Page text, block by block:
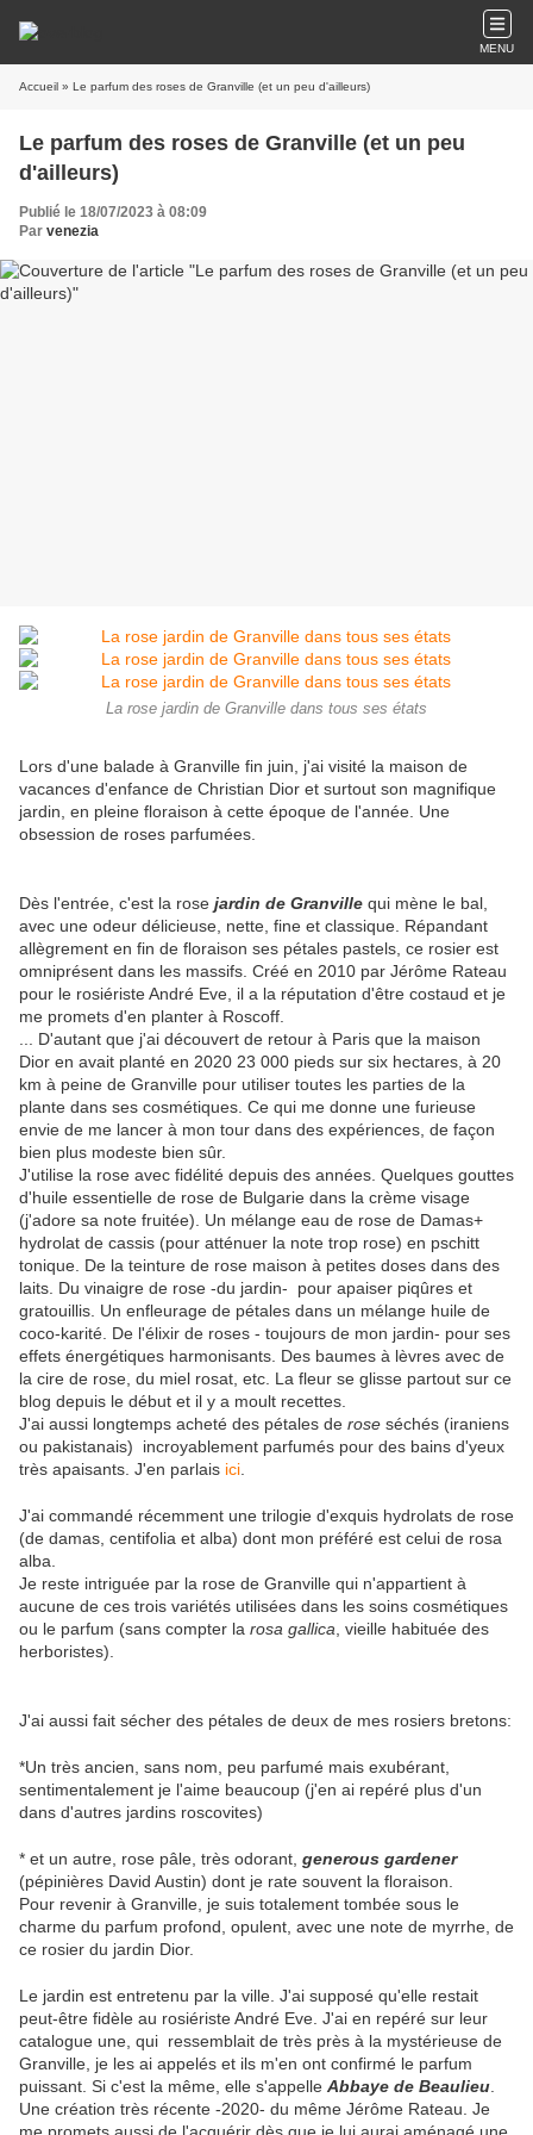
MENU
Accueil » Le parfum des roses de Granville (et un peu d'ailleurs)
Le parfum des roses de Granville (et un peu
d'ailleurs)
Publié le 18/07/2023 à 08:09
Par venezia
La rose jardin de Granville dans tous ses états
Lors d'une balade à Granville fin juin, j'ai visité la maison de
vacances d'enfance de Christian Dior et surtout son magnifique
jardin, en pleine floraison à cette époque de l'année. Une
obsession de roses parfumées.
Dès l'entrée, c'est la rose jardin de Granville qui mène le bal,
avec une odeur délicieuse, nette, fine et classique. Répandant
allègrement en fin de floraison ses pétales pastels, ce rosier est
omniprésent dans les massifs. Créé en 2010 par Jérôme Rateau
pour le rosiériste André Eve, il a la réputation d'être costaud et je
me promets d'en planter à Roscoff.
... D'autant que j'ai découvert de retour à Paris que la maison
Dior en avait planté en 2020 23 000 pieds sur six hectares, à 20
km à peine de Granville pour utiliser toutes les parties de la
plante dans ses cosmétiques. Ce qui me donne une furieuse
envie de me lancer à mon tour dans des expériences, de façon
bien plus modeste bien sûr.
J'utilise la rose avec fidélité depuis des années. Quelques gouttes
d'huile essentielle de rose de Bulgarie dans la crème visage
(j'adore sa note fruitée). Un mélange eau de rose de Damas+
hydrolat de cassis (pour atténuer la note trop rose) en pschitt
tonique. De la teinture de rose maison à petites doses dans des
laits. Du vinaigre de rose -du jardin- pour apaiser piqûres et
gratouillis. Un enfleurage de pétales dans un mélange huile de
coco-karité. De l'élixir de roses - toujours de mon jardin- pour ses
effets énergétiques harmonisants. Des baumes à lèvres avec de
la cire de rose, du miel rosat, etc. La fleur se glisse partout sur ce
blog depuis le début et il y a moult recettes.
J'ai aussi longtemps acheté des pétales de rose séchés (iraniens
ou pakistanais) incroyablement parfumés pour des bains d'yeux
très apaisants. J'en parlais ici
J'ai commandé récemment une trilogie d'exquis hydrolats de rose
(de damas, centifolia et alba) dont mon préféré est celui de rosa
alba.
Je reste intriguée par la rose de Granville qui n'appartient à
aucune de ces trois variétés utilisées dans les soins cosmétiques
ou le parfum (sans compter la rosa gallica , vieille habituée des
herboristes).
J'ai aussi fait sécher des pétales de deux de mes rosiers bretons:
*Un très ancien, sans nom, peu parfumé mais exubérant,
sentimentalement je l'aime beaucoup (j'en ai repéré plus d'un
dans d'autres jardins roscovites)
* et un autre, rose pâle, très odorant, generous gardener
(pépinières David Austin) dont je rate souvent la floraison.
Pour revenir à Granville, je suis totalement tombée sous le
charme du parfum profond, opulent, avec une note de myrrhe, de
ce rosier du jardin Dior.
Le jardin est entretenu par la ville. J'ai supposé qu'elle restait
peut-être fidèle au rosiériste André Eve. J'ai en repéré sur leur
catalogue une, qui ressemblait de très près à la mystérieuse de
Granville, je les ai appelés et ils m'en ont confirmé le parfum
puissant. Si c'est la même, elle s'appelle Abbaye de Beaulieu
Une création très récente -2020- du même Jérôme Rateau. Je